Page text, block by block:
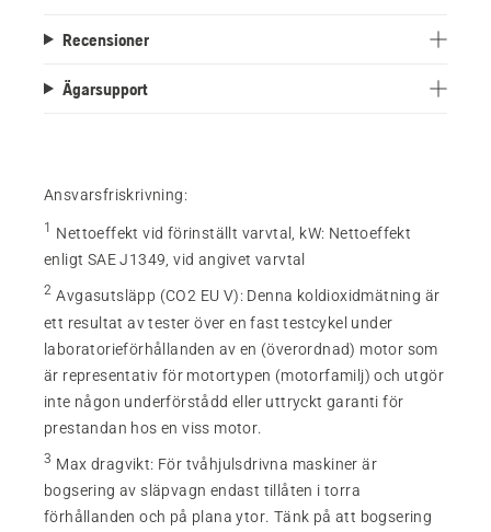
Recensioner
Ägarsupport
Ansvarsfriskrivning:
1 Nettoeffekt vid förinställt varvtal, kW: Nettoeffekt
enligt SAE J1349, vid angivet varvtal
2 Avgasutsläpp (CO2 EU V): Denna koldioxidmätning är
ett resultat av tester över en fast testcykel under
laboratorieförhållanden av en (överordnad) motor som
är representativ för motortypen (motorfamilj) och utgör
inte någon underförstådd eller uttryckt garanti för
prestandan hos en viss motor.
3 Max dragvikt: För tvåhjulsdrivna maskiner är
bogsering av släpvagn endast tillåten i torra
förhållanden och på plana ytor. Tänk på att bogsering